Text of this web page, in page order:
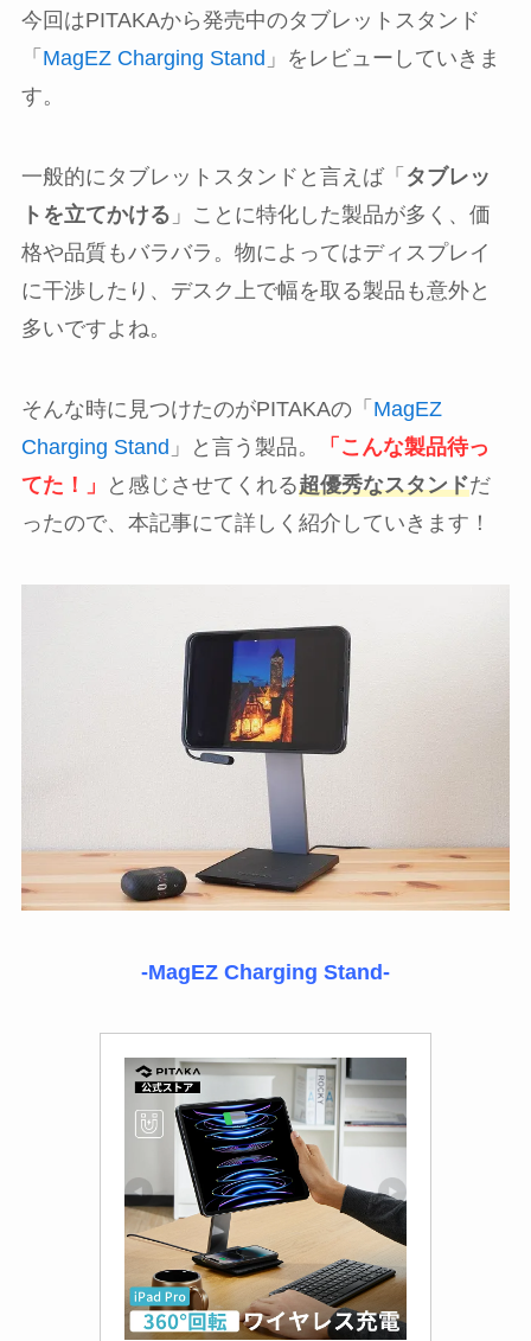
今回はPITAKAから発売中のタブレットスタンド
「 MagEZ Charging Stand 」をレビューしていきま
す。
一般的にタブレットスタンドと言えば「 タブレッ
トを立てかける 」ことに特化した製品が多く、価
格や品質もバラバラ。物によってはディスプレイ
に干渉したり、デスク上で幅を取る製品も意外と
多いですよね。
そんな時に見つけたのがPITAKAの「 MagEZ
Charging Stand 」と言う製品。
「こんな製品待っ
てた！」
と感じさせてくれる超優秀なスタンドだ
ったので、本記事にて詳しく紹介していきます！
-MagEZ Charging Stand-